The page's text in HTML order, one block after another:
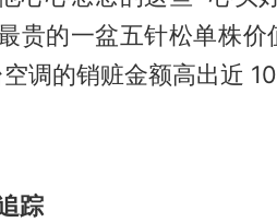
贵的一盆五针松单株
调的销赃金额高出近 10
踪